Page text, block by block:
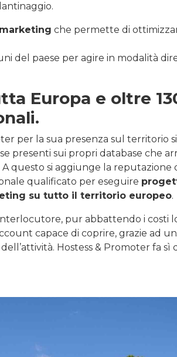
che permette di
del paese per agire in modalità
Europa e oltre
per la sua presenza sul territorio
presenti sui propri database che
A questo si aggiunge la reputazione
qualificato per eseguire
su tutto il territorio europeo.
pur abbattendo i costi
capace di coprire, grazie ad
Hostess & Promoter fa sì